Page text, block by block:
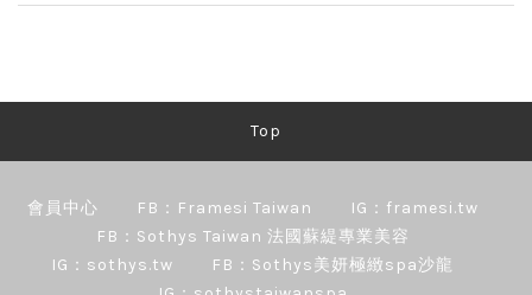
Top
會員中心 FB：Framesi Taiwan
IG：framesi.tw
FB：Sothys Taiwan 法國蘇緹專業美容
IG：sothys.tw
FB：Sothys美妍極緻spa沙龍